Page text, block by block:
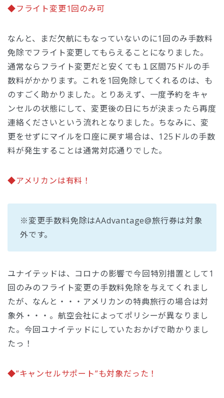
◆フライト変更1回のみ可
なんと、まだ欠航にもなっていないのに1回のみ手数料
免除でフライト変更してもらえることになりました。
通常ならフライト変更だと安くても１区間75ドルの手
数料がかかります。これを1回免除してくれるのは、も
のすごく助かりました。とりあえず、一度予約をキャ
ンセルの状態にして、変更後の日にちが決まったら再度
連絡くださいという流れとなりました。ちなみに、変
更をせずにマイルを口座に戻す場合は、125ドルの手数
料が発生することは通常対応通りでした。
◆アメリカンは有料！
※変更手数料免除はAAdvantage@旅行券は対象
外です。
ユナイテッドは、コロナの影響で今回特別措置として1
回のみのフライト変更の手数料免除を与えてくれまし
たが、なんと・・・アメリカンの特典旅行の場合は対
象外・・・。航空会社によってポリシーが異なりまし
た。今回ユナイテッドにしていたおかげで助かりまし
たっ！
◆”キャンセルサポート”も対象だった！